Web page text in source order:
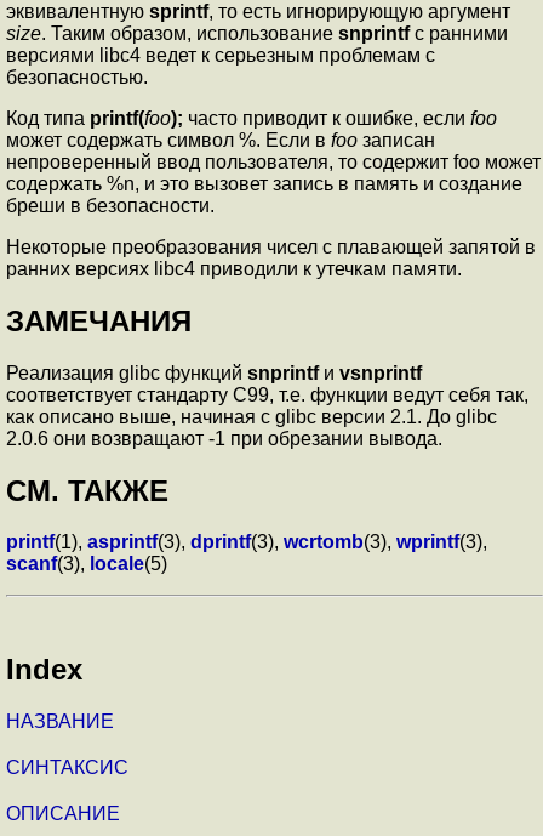
эквивалентную sprintf, то есть игнорирующую аргумент
size. Таким образом, использование snprintfс ранними
версиями libc4 ведет к серьезным проблемам с
безопасностью.
Код типа printf(foo); часто приводит к ошибке, если foo
может содержать символ %. Если в foo записан
непроверенный ввод пользователя, то содержит foo может
содержать %n, и это вызовет запись в память и создание
бреши в безопасности.
Некоторые преобразования чисел с плавающей запятой в
ранних версиях libc4 приводили к утечкам памяти.
ЗАМЕЧАНИЯ
Реализация glibc функций snprintf и vsnprintf
соответствует стандарту C99, т.е. функции ведут себя так,
как описано выше, начиная с glibc версии 2.1. До glibc
2.0.6 они возвращают -1 при обрезании вывода.
СМ. ТАКЖЕ
printf(1), asprintf(3), dprintf(3), wcrtomb(3), wprintf(3),
scanf(3), locale(5)
Index
НАЗВАНИЕ
СИНТАКСИС
ОПИСАНИЕ